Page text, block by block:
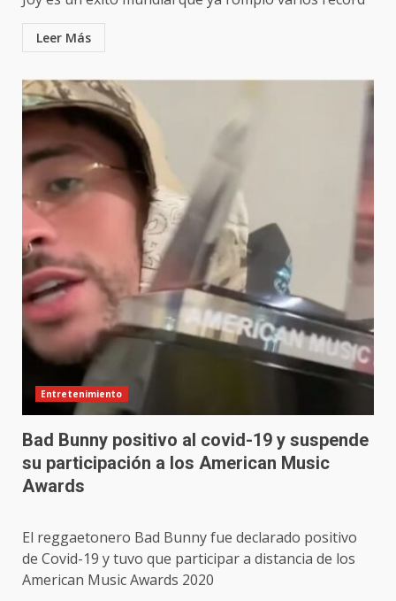
Leer Más
Entretenimiento
Bad Bunny positivo al covid-19 y suspende
su participación a los American Music
Awards
El reggaetonero Bad Bunny fue declarado positivo
de Covid-19 y tuvo que participar a distancia de los
American Music Awards 2020